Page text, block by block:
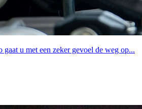
gaat u met een zeker gevoel de weg op...